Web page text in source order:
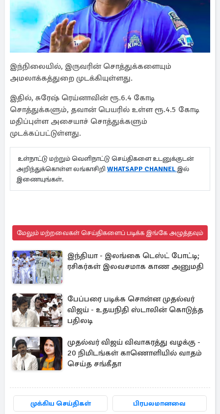
இந்நிலையில், இருவரின் சொத்துக்களையும்
அமலாக்கத்துறை முடக்கியுள்ளது.
இதில், சுரேஷ் ரெய்னாவின் ரூ.6.4 கோடி
சொத்துக்களும், தவான் பெயரில் உள்ள ரூ.4.5 கோடி
மதிப்புள்ள அசையாச் சொத்துக்களும்
முடக்கப்பட்டுள்ளது.
உள்நாட்டு மற்றும் வெளிநாட்டு செய்திகளை உடனுக்குடன்
அறிந்துக்கொள்ள லங்காசிறி WHATSAPP CHANNEL இல்
இணையுங்கள்.
மேலும் மற்றவைகள் செய்திகளைப் படிக்க இங்கே அழுத்தவும்
இந்தியா - இலங்கை டெஸ்ட் போட்டி;
ரசிகர்கள் இலவசமாக காண அனுமதி
பேப்பரை படிக்க சொன்ன முதல்வர்
விஜய் - உதயநிதி ஸ்டாலின் கொடுத்த
பதிலடி
முதல்வர் விஜய் விவாகரத்து வழக்கு -
20 நிமிடங்கள் காணொளியில் வாதம்
செய்த சங்கீதா
முக்கிய செய்திகள் பிரபலமானவை